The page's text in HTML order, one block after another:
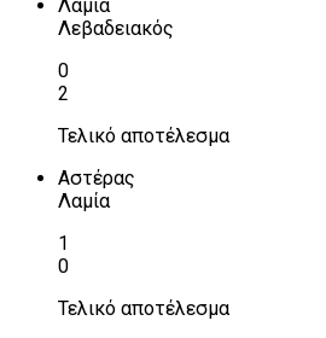
Λαμία
Λεβαδειακός
0
2
Τελικό αποτέλεσμα
Αστέρας
Λαμία
1
0
Τελικό αποτέλεσμα